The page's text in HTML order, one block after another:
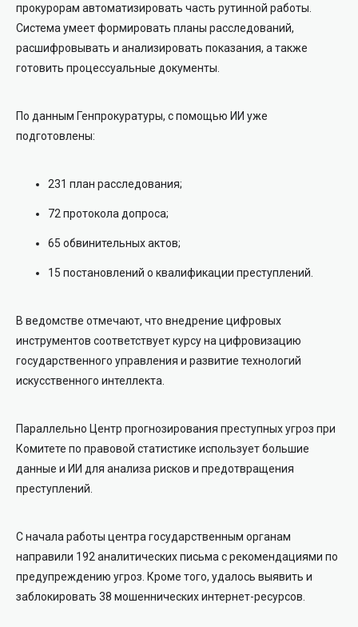
прокурорам автоматизировать часть рутинной работы.
Система умеет формировать планы расследований,
расшифровывать и анализировать показания, а также
готовить процессуальные документы.
По данным Генпрокуратуры, с помощью ИИ уже
подготовлены:
231 план расследования;
72 протокола допроса;
65 обвинительных актов;
15 постановлений о квалификации преступлений.
В ведомстве отмечают, что внедрение цифровых
инструментов соответствует курсу на цифровизацию
государственного управления и развитие технологий
искусственного интеллекта.
Параллельно Центр прогнозирования преступных угроз при
Комитете по правовой статистике использует большие
данные и ИИ для анализа рисков и предотвращения
преступлений.
С начала работы центра государственным органам
направили 192 аналитических письма с рекомендациями по
предупреждению угроз. Кроме того, удалось выявить и
заблокировать 38 мошеннических интернет-ресурсов.